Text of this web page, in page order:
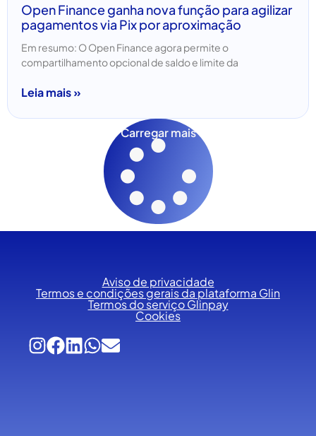
Open Finance ganha nova função para agilizar
pagamentos via Pix por aproximação
Em resumo: O Open Finance agora permite o
compartilhamento opcional de saldo e limite da
Leia mais »
Carregar mais
Aviso de privacidade
Termos e condições gerais da plataforma Glin
Termos do serviço Glinpay
Cookies